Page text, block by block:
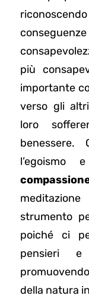
più
importante
verso gli
loro
strumento
poiché ci
pensieri e
della natura